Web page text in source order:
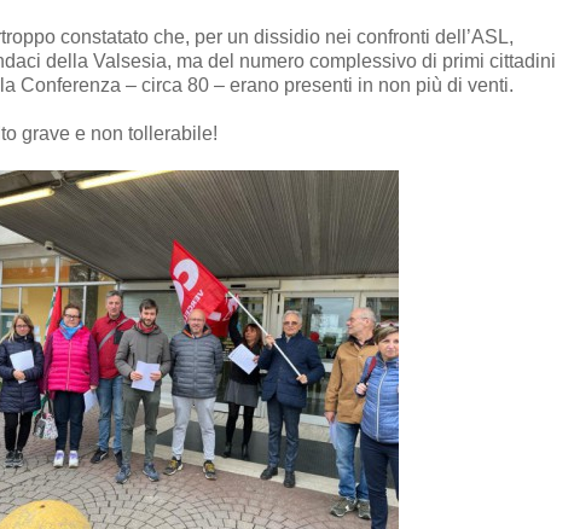
constatato che, per un dissidio nei confronti dell’ASL,
della Valsesia, ma del numero complessivo di primi cittadini
Conferenza – circa 80 – erano presenti in non più di venti.
grave e non tollerabile!